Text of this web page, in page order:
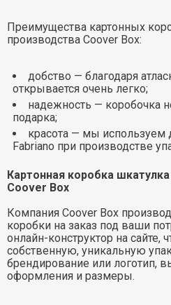
Преимущества картонных
производства Coover Box:
добство — благодаря
открывается очень легко;
надежность — коробочка
подарка;
красота — мы используем
Fabriano при производстве
Картонная коробка
Coover Box
Компания Coover Box
коробки на заказ под ваши
онлайн-конструктор на сайте,
собственную, уникальную
брендирование или логотип,
оформления и размеры.